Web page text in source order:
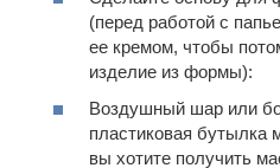
(перед работой с
ее кремом, чтобы
изделие из формы):
Воздушный шар или
пластиковая бутылка
вы хотите получить